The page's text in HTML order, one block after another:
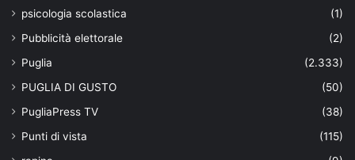
psicologia scolastica
(1)
Pubblicità elettorale
(2)
Puglia
(2.333)
PUGLIA DI GUSTO
(50)
PugliaPress TV
(38)
Punti di vista
(115)